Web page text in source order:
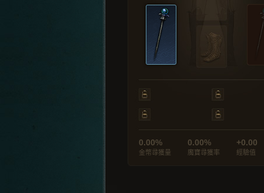
0.00%
金幣尋獲量
0.00%
魔寶尋獲率
+0.00
經驗值